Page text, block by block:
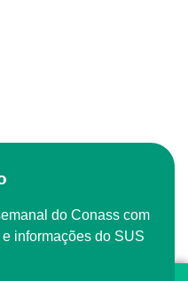
informações do SUS